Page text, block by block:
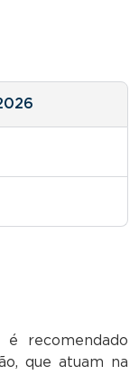
é recomendado
que atuam na